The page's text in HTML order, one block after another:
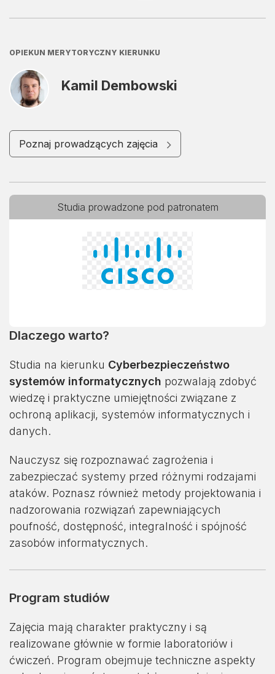
OPIEKUN MERYTORYCZNY KIERUNKU
Kamil Dembowski
Poznaj prowadzących zajęcia
Studia prowadzone pod patronatem
Dlaczego warto?
Studia na kierunku Cyberbezpieczeństwo
systemów informatycznych pozwalają zdobyć
wiedzę i praktyczne umiejętności związane z
ochroną aplikacji, systemów informatycznych i
danych.
Nauczysz się rozpoznawać zagrożenia i
zabezpieczać systemy przed różnymi rodzajami
ataków. Poznasz również metody projektowania i
nadzorowania rozwiązań zapewniających
poufność, dostępność, integralność i spójność
zasobów informatycznych.
Program studiów
Zajęcia mają charakter praktyczny i są
realizowane głównie w formie laboratoriów i
ćwiczeń. Program obejmuje techniczne aspekty